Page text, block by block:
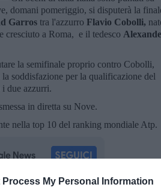
Process My Personal Information
domani pomeriggio, si disputerà la
Garros tra l'azzurro Flavio Cobolli,
cresciuto a Roma, e il tedesco
la semifinale proprio contro Cobolli,
soddisfazione per la qualificazione del
due azzurri.
in diretta su Nove.
nella top 10 del ranking mondiale Atp.